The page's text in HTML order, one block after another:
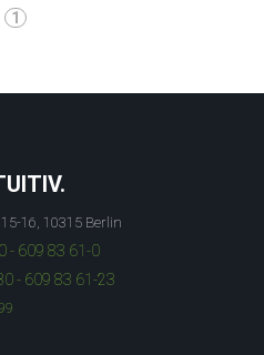
1
16, 10315 Berlin
- 609 83 61-0
- 609 83 61-23